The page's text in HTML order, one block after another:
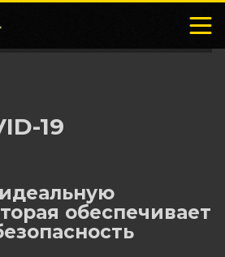
19
обеспечивает